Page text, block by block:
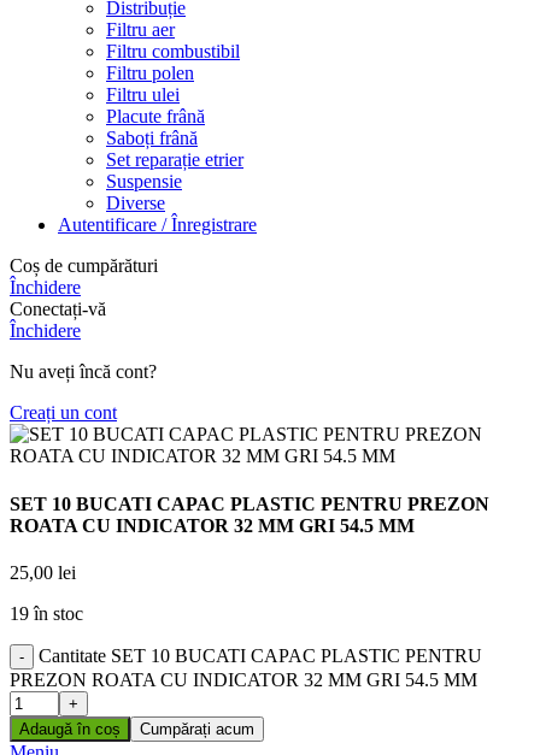
Distribuție
Filtru aer
Filtru combustibil
Filtru polen
Filtru ulei
Placute frână
Saboți frână
Set reparație etrier
Suspensie
Diverse
Autentificare / Înregistrare
Coș de cumpărături
Închidere
Conectați-vă
Închidere
Nu aveți încă cont?
Creați un cont
SET 10 BUCATI CAPAC PLASTIC PENTRU PREZON
ROATA CU INDICATOR 32 MM GRI 54.5 MM
25,00 lei
19 în stoc
Cantitate SET 10 BUCATI CAPAC PLASTIC PENTRU
PREZON ROATA CU INDICATOR 32 MM GRI 54.5 MM
Adaugă în coș Cumpărați acum